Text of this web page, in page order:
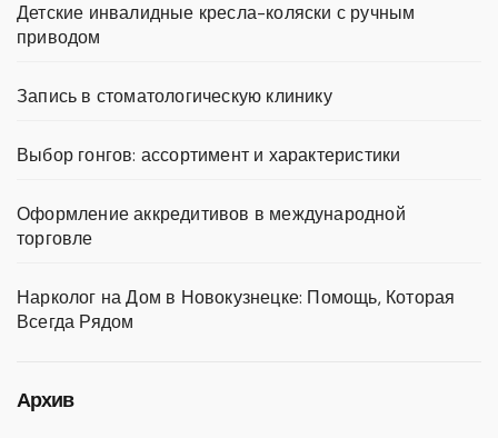
Детские инвалидные кресла-коляски с ручным
приводом
Запись в стоматологическую клинику
Выбор гонгов: ассортимент и характеристики
Оформление аккредитивов в международной
торговле
Нарколог на Дом в Новокузнецке: Помощь, Которая
Всегда Рядом
Архив